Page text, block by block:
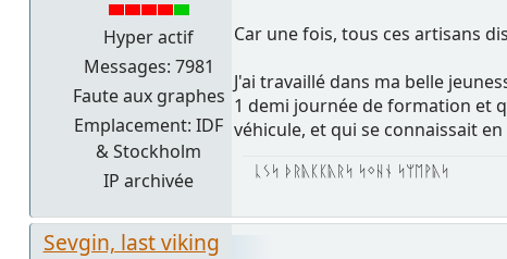
Hyper actif
Messages: 7981
Faute aux graphes
Emplacement: IDF
& Stockholm
IP archivée
Car une fois, tous ces artisans
J'ai travaillé dans ma belle
1 demi journée de formation et
véhicule, et qui se connaissait
ᚳᛊᛋ ᚦᚱᚣᛕᛕᚣᚱᛋ ᛋᛜᚺᚾ ᛋᛘᛖᚹᚣᛋ
Sevgin, last viking